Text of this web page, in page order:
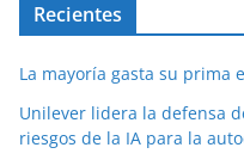
Recientes
La mayoría gasta su prima
Unilever lidera la defensa
riesgos de la IA para la